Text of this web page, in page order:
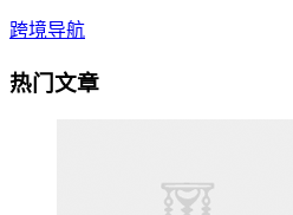
跨境导航
热门文章